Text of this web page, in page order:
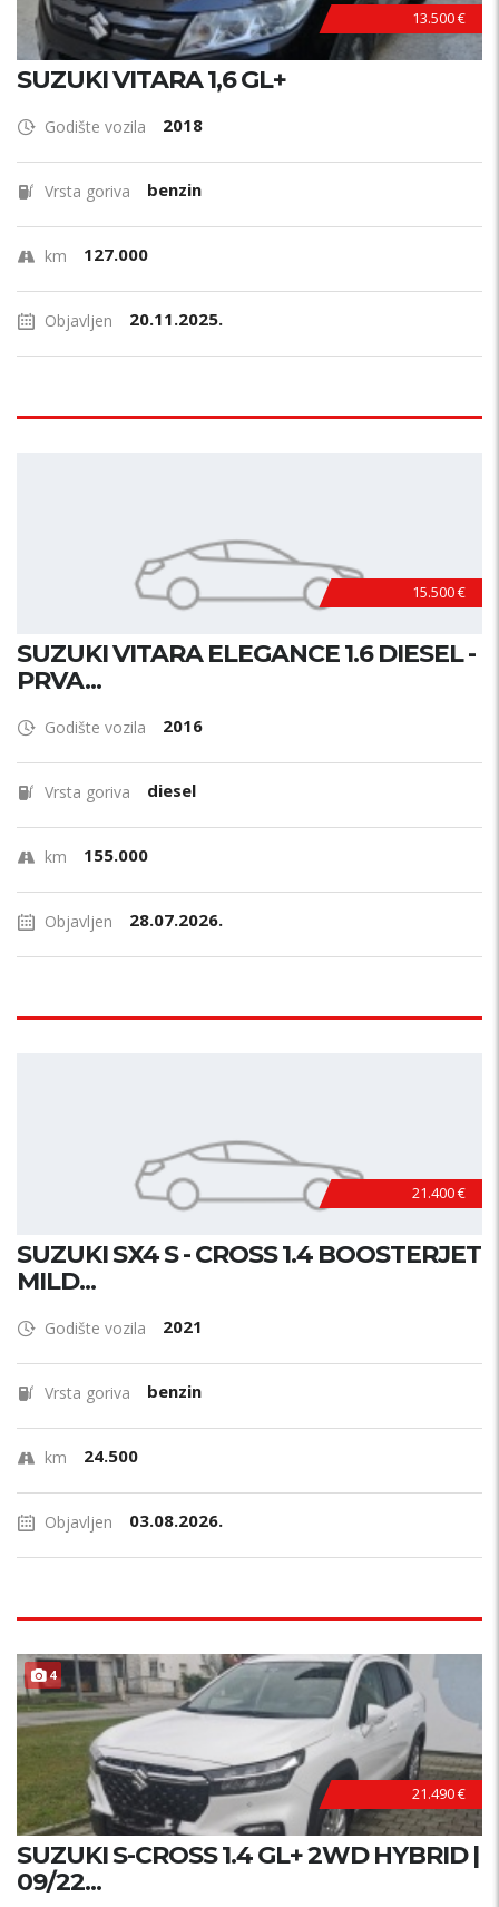
13.500 €
SUZUKI VITARA 1,6 GL+
Godište vozila 2018
Vrsta goriva benzin
km 127.000
Objavljen 20.11.2025.
15.500 €
SUZUKI VITARA ELEGANCE 1.6 DIESEL -
PRVA...
Godište vozila 2016
Vrsta goriva diesel
km 155.000
Objavljen 28.07.2026.
21.400 €
SUZUKI SX4 S - CROSS 1.4 BOOSTERJET
MILD...
Godište vozila 2021
Vrsta goriva benzin
km 24.500
Objavljen 03.08.2026.
4
21.490 €
SUZUKI S-CROSS 1.4 GL+ 2WD HYBRID |
09/22...